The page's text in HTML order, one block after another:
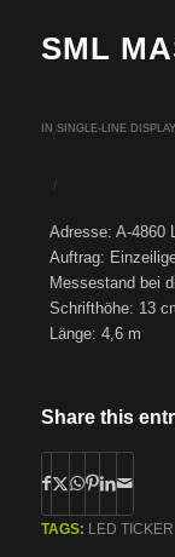
SML
/
INSINGLE-LINE
/
Adresse: A-4860
Auftrag:
Messestand bei
Schrifthöhe: 13
Länge: 4,6 m
Share this
TAGS: LED TICKER